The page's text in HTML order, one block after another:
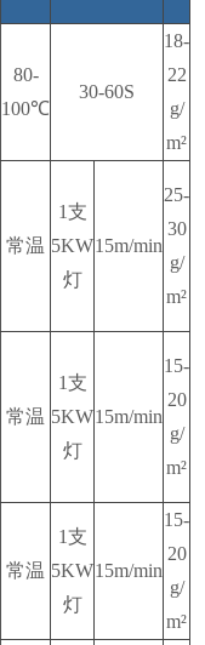
80-
100℃
30-60S
18-
22
g/
m²
常温
1支
5KW
灯
15m/min
25-
30
g/
m²
常温
1支
5KW
灯
15m/min
15-
20
g/
m²
常温
1支
5KW
灯
15m/min
15-
20
g/
m²